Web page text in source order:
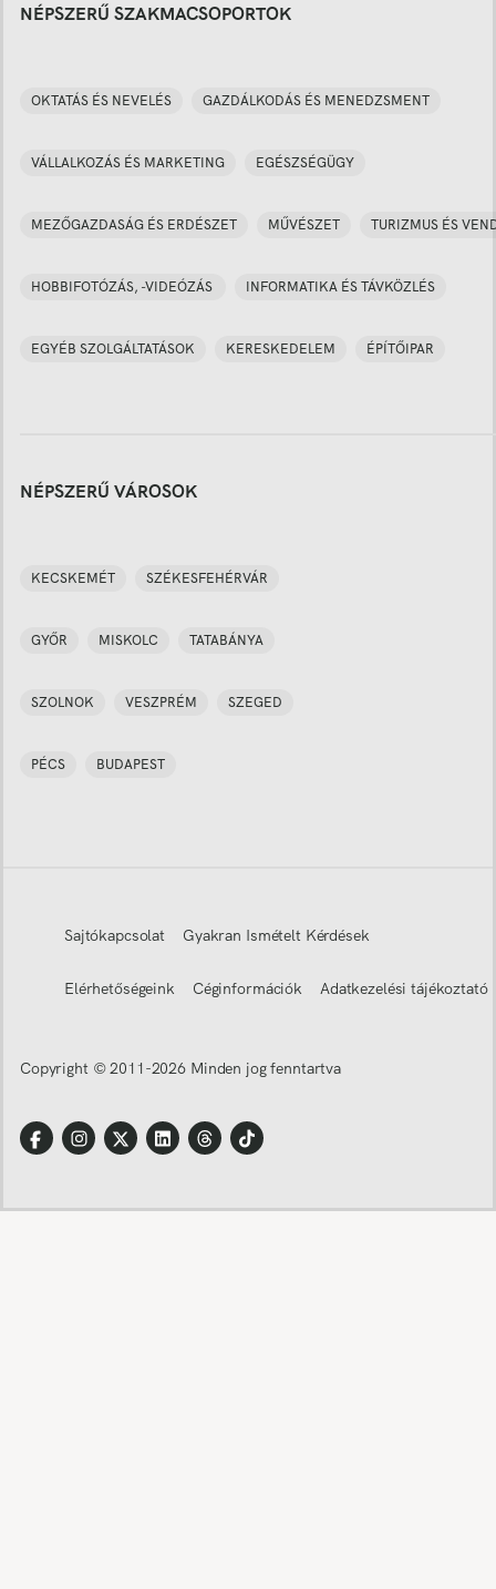
NÉPSZERŰ SZAKMACSOPORTOK
OKTATÁS ÉS NEVELÉS GAZDÁLKODÁS ÉS MENEDZSMENT
VÁLLALKOZÁS ÉS MARKETING EGÉSZSÉGÜGY
MEZŐGAZDASÁG ÉS ERDÉSZET MŰVÉSZET TURIZMUS ÉS
HOBBIFOTÓZÁS, -VIDEÓZÁS INFORMATIKA ÉS TÁVKÖZLÉS
EGYÉB SZOLGÁLTATÁSOK KERESKEDELEM ÉPÍTŐIPAR
NÉPSZERŰ VÁROSOK
KECSKEMÉT SZÉKESFEHÉRVÁR
GYŐR MISKOLC TATABÁNYA
SZOLNOK VESZPRÉM SZEGED
PÉCS BUDAPEST
Sajtókapcsolat Gyakran Ismételt Kérdések
Elérhetőségeink Céginformációk Adatkezelési tájékoztató
Copyright © 2011-2026 Minden jog fenntartva